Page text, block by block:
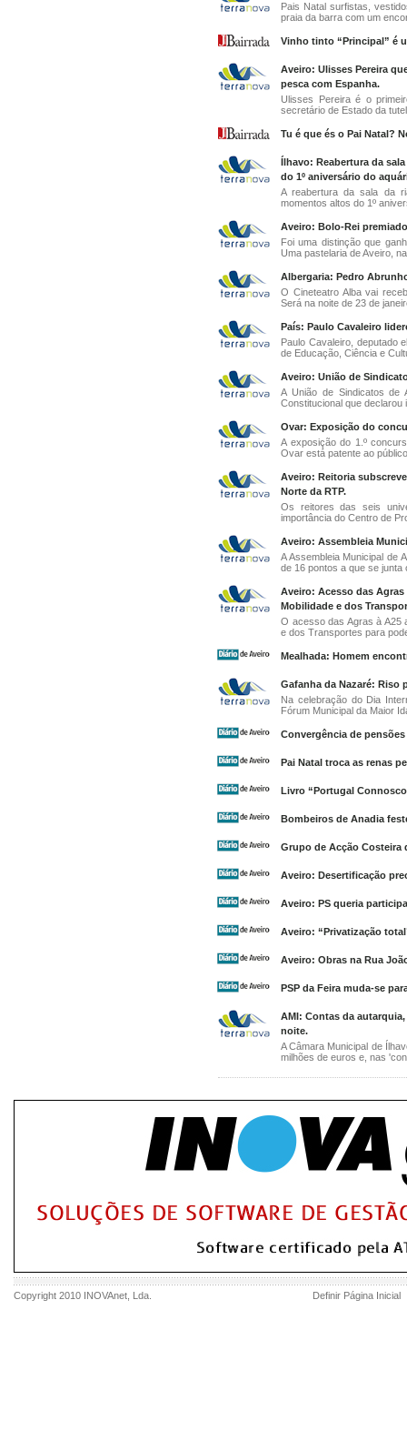
Pais Natal surfistas,
praia da barra com um
Vinho tinto “Principal” é
Aveiro: Ulisses Pereira
pesca com Espanha.
Ulisses Pereira é o
secretário de Estado da
Tu é que és o Pai Natal?
Ílhavo: Reabertura da
do 1º aniversário do
A reabertura da sala da
momentos altos do 1º
Aveiro: Bolo-Rei
Foi uma distinção que
Uma pastelaria de Aveiro,
Albergaria: Pedro
O Cineteatro Alba vai
Será na noite de 23 de
País: Paulo Cavaleiro
Paulo Cavaleiro, deputado
de Educação, Ciência e
Aveiro: União de
A União de Sindicatos de
Constitucional que declarou
Ovar: Exposição do
A exposição do 1.º
Ovar está patente ao
Aveiro: Reitoria
Norte da RTP.
Os reitores das seis
importância do Centro de
Aveiro: Assembleia
A Assembleia Municipal de
de 16 pontos a que se junta
Aveiro: Acesso das
Mobilidade e dos
O acesso das Agras à A25
e dos Transportes para
Mealhada: Homem
Gafanha da Nazaré: Riso
Na celebração do Dia
Fórum Municipal da Maior
Convergência de
Pai Natal troca as renas
Livro “Portugal
Bombeiros de Anadia
Grupo de Acção Costeira
Aveiro: Desertificação
Aveiro: PS queria
Aveiro: “Privatização
Aveiro: Obras na Rua
PSP da Feira muda-se
AMI: Contas da
noite.
A Câmara Municipal de
milhões de euros e, nas
Copyright 2010 INOVAnet , Lda. Definir Página Inicial